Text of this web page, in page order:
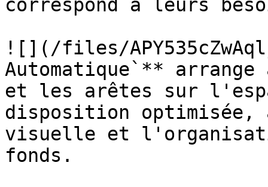
correspond à leurs
![](/files/
Automatique`** arrange
et les arêtes sur
disposition
visuelle et
fonds.